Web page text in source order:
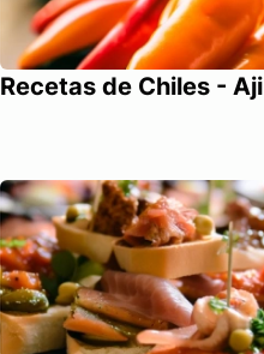
Recetas de Chiles - Aji